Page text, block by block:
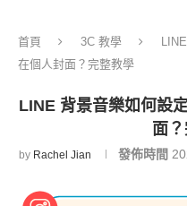
首頁 3C 教學
在個人封面？完整教學
LINE 背景音樂如何設
面
by Rachel Jian 發佈時間